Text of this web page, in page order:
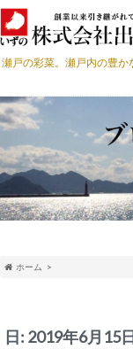
瀬戸の彩菜。瀬戸内の豊
ホーム
日: 2019年6月15